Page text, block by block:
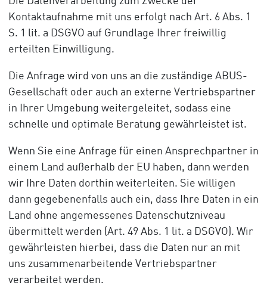
Kontaktaufnahme mit uns erfolgt nach Art. 6 Abs. 1
S. 1 lit. a DSGVO auf Grundlage Ihrer freiwillig
erteilten Einwilligung.
Die Anfrage wird von uns an die zuständige ABUS-
Gesellschaft oder auch an externe Vertriebspartner
in Ihrer Umgebung weitergeleitet, sodass eine
schnelle und optimale Beratung gewährleistet ist.
Wenn Sie eine Anfrage für einen Ansprechpartner in
einem Land außerhalb der EU haben, dann werden
wir Ihre Daten dorthin weiterleiten. Sie willigen
dann gegebenenfalls auch ein, dass Ihre Daten in ein
Land ohne angemessenes Datenschutzniveau
übermittelt werden (Art. 49 Abs. 1 lit. a DSGVO). Wir
gewährleisten hierbei, dass die Daten nur an mit
uns zusammenarbeitende Vertriebspartner
verarbeitet werden.